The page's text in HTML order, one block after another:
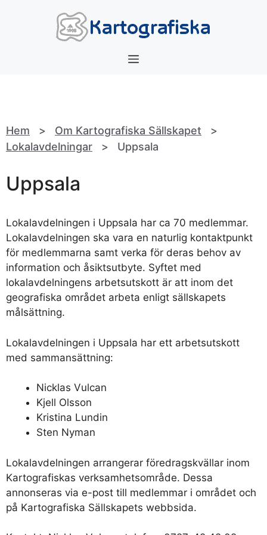
Meny
Hem > Om Kartografiska Sällskapet >
Lokalavdelningar > Uppsala
Uppsala
Lokalavdelningen i Uppsala har ca 70 medlemmar.
Lokalavdelningen ska vara en naturlig kontaktpunkt
för medlemmarna samt verka för deras behov av
information och åsiktsutbyte. Syftet med
lokalavdelningens arbetsutskott är att inom det
geografiska området arbeta enligt sällskapets
målsättning.
Lokalavdelningen i Uppsala har ett arbetsutskott
med sammansättning:
Nicklas Vulcan
Kjell Olsson
Kristina Lundin
Sten Nyman
Lokalavdelningen arrangerar föredragskvällar inom
Kartografiskas verksamhetsområde. Dessa
annonseras via e-post till medlemmar i området och
på Kartografiska Sällskapets webbsida.